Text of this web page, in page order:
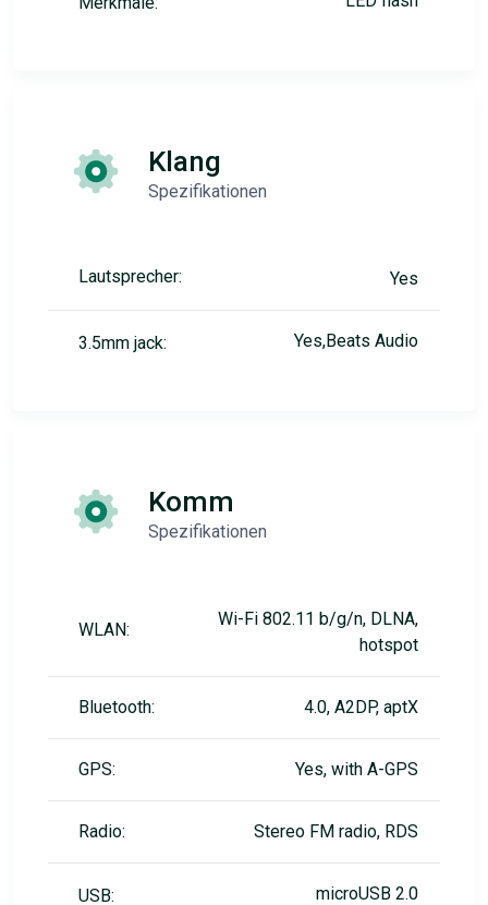
Klang
Spezifikationen
Lautsprecher: Yes
3.5mm jack: Yes,Beats Audio
Komm
Spezifikationen
WLAN:
Wi-Fi 802.11 b/g/n, DLNA,
hotspot
Bluetooth: 4.0, A2DP, aptX
GPS: Yes, with A-GPS
Radio: Stereo FM radio, RDS
USB: microUSB 2.0